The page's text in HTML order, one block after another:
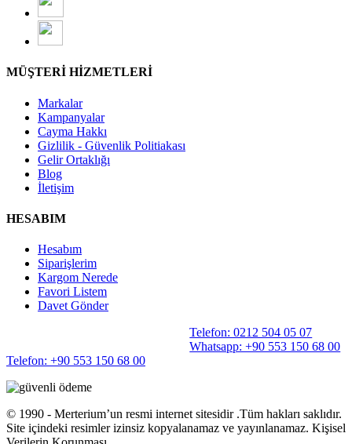
MÜŞTERİ HİZMETLERİ
Markalar
Kampanyalar
Cayma Hakkı
Gizlilik - Güvenlik Politiakası
Gelir Ortaklığı
Blog
İletişim
HESABIM
Hesabım
Siparişlerim
Kargom Nerede
Favori Listem
Davet Gönder
Telefon: 0212 504 05 07
Whatsapp: +90 553 150 68 00
Telefon: +90 553 150 68 00
©️ 1990 - Merterium’un resmi internet sitesidir .Tüm hakları saklıdır.
Site içindeki resimler izinsiz kopyalanamaz ve yayınlanamaz. Kişisel